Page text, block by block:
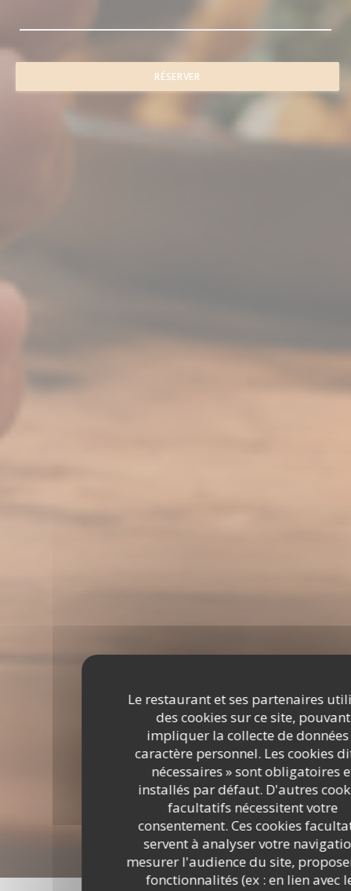
Le restaurant et ses partenaires
des cookies sur ce site, pouvant
impliquer la collecte de
caractère personnel. Les cookies
nécessaires » sont obligatoires
installés par défaut. D'autres
facultatifs nécessitent votre
consentement. Ces cookies
servent à analyser votre
mesurer l'audience du site,
fonctionnalités (ex : en lien avec
RÉSERVER